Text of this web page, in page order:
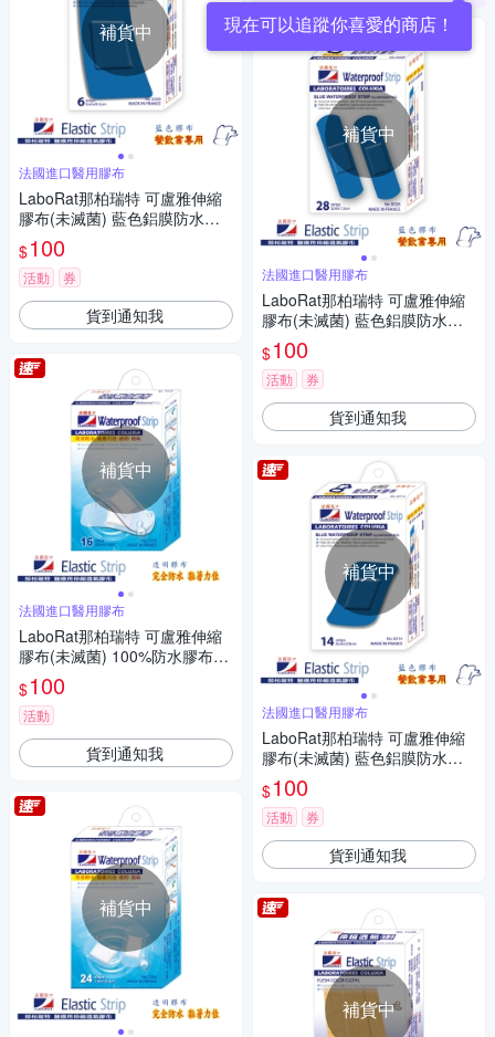
補貨中
法國進口醫用膠布
LaboRat那柏瑞特 可盧雅伸縮
膠布(未滅菌) 藍色鋁膜防水膠
布6片(5x9.5cm)
$100
活動 券
貨到通知我
補貨中
法國進口醫用膠布
LaboRat那柏瑞特 可盧雅伸縮
膠布(未滅菌) 100%防水膠布16
片(2.5x7.2cm)
$100
活動
貨到通知我
補貨中
現在可以追蹤你喜愛的商店！
補貨中
法國進口醫用膠布
LaboRat那柏瑞特 可盧雅伸縮
膠布(未滅菌) 藍色鋁膜防水膠
布28片(2x7.2cm)
$100
活動 券
貨到通知我
補貨中
法國進口醫用膠布
LaboRat那柏瑞特 可盧雅伸縮
膠布(未滅菌) 藍色鋁膜防水膠
布14片(6x3.8cm)
$100
活動 券
貨到通知我
補貨中